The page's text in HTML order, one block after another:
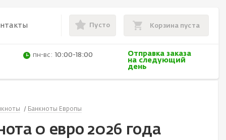
Пусто Корзина пуста
пн-вс: 10:00-18:00
Отправка заказа
на следующий
день
Банкноты Европы
0 евро 2026 года